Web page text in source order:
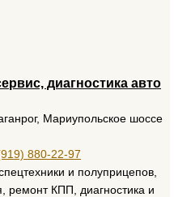
диагностика авто
Мариупольское шоссе
880-22-97
и полуприцепов,
ремонт КПП, диагностика и